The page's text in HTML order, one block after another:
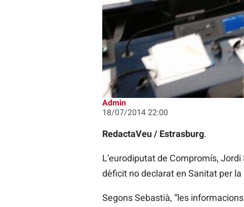
Admin
18/07/2014 22:00
RedactaVeu / Estrasburg.
L’eurodiputat de Compromís,
dèficit no declarat en Sanitat per
Segons Sebastià, “les